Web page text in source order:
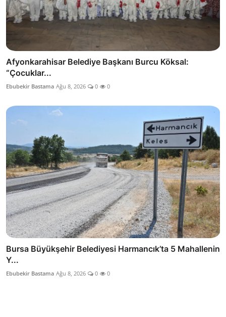
Afyonkarahisar Belediye Başkanı Burcu Köksal:
“Çocuklar...
Ebubekir Bastama Ağu 8, 2026 0 0
Bursa Büyükşehir Belediyesi Harmancık’ta 5 Mahallenin
Y...
Ebubekir Bastama Ağu 8, 2026 0 0